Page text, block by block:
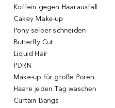
Koffein gegen Haarausfall
Cakey Make-up
Pony selber schneiden
Butterfly Cut
Liquid Hair
PDRN
Make-up für große Poren
Haare jeden Tag waschen
Curtain Bangs